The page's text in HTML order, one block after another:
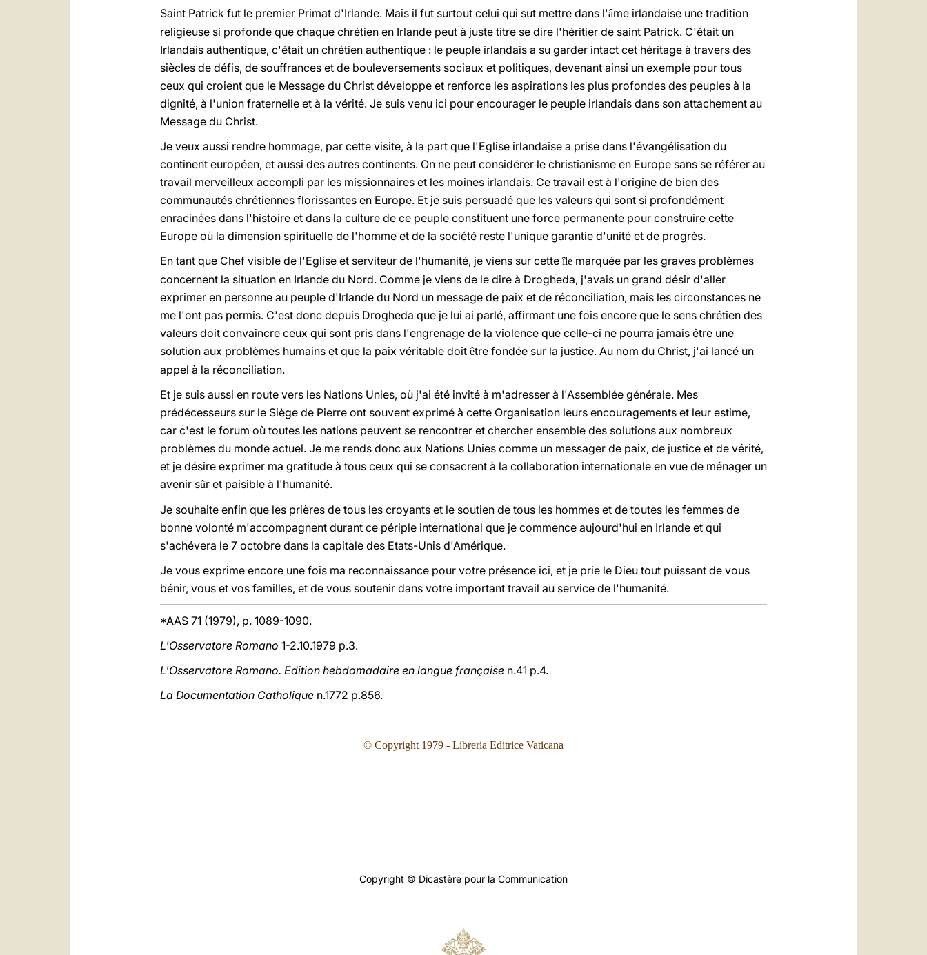
Saint Patrick fut le premier Primat d'Irlande. Mais il fut surtout celui qui sut mettre dans l'âme irlandaise une tradition
religieuse si profonde que chaque chrétien en Irlande peut à juste titre se dire l'héritier de saint Patrick. C'était un
Irlandais authentique, c'était un chrétien authentique : le peuple irlandais a su garder intact cet héritage à travers des
siècles de défis, de souffrances et de bouleversements sociaux et politiques, devenant ainsi un exemple pour tous
ceux qui croient que le Message du Christ développe et renforce les aspirations les plus profondes des peuples à la
dignité, à l'union fraternelle et à la vérité. Je suis venu ici pour encourager le peuple irlandais dans son attachement au
Message du Christ.
Je veux aussi rendre hommage, par cette visite, à la part que l'Eglise irlandaise a prise dans l'évangélisation du
continent européen, et aussi des autres continents. On ne peut considérer le christianisme en Europe sans se référer au
travail merveilleux accompli par les missionnaires et les moines irlandais. Ce travail est à l'origine de bien des
communautés chrétiennes florissantes en Europe. Et je suis persuadé que les valeurs qui sont si profondément
enracinées dans l'histoire et dans la culture de ce peuple constituent une force permanente pour construire cette
Europe où la dimension spirituelle de l'homme et de la société reste l'unique garantie d'unité et de progrès.
En tant que Chef visible de l'Eglise et serviteur de l'humanité, je viens sur cetteîle marquée par les graves problèmes
concernent la situation en Irlande du Nord. Comme je viens de le dire à Drogheda, j'avais un grand désir d'aller
exprimer en personne au peuple d'Irlande du Nord un message de paix et de réconciliation, mais les circonstances ne
me l'ont pas permis. C'est donc depuis Drogheda que je lui ai parlé, affirmant une fois encore que le sens chrétien des
valeurs doit convaincre ceux qui sont pris dans l'engrenage de la violence que celle-ci ne pourra jamais être une
solution aux problèmes humains et que la paix véritable doit être fondée sur la justice. Au nom du Christ, j'ai lancé un
appel à la réconciliation.
Et je suis aussi en route vers les Nations Unies, où j'ai été invité à m'adresser à l'Assemblée générale. Mes
prédécesseurs sur le Siège de Pierre ont souvent exprimé à cette Organisation leurs encouragements et leur estime,
car c'est le forum où toutes les nations peuvent se rencontrer et chercher ensemble des solutions aux nombreux
problèmes du monde actuel. Je me rends donc aux Nations Unies comme un messager de paix, de justice et de vérité,
et je désire exprimer ma gratitude à tous ceux qui se consacrent à la collaboration internationale en vue de ménager un
avenir sûr et paisible à l'humanité.
Je souhaite enfin que les prières de tous les croyants et le soutien de tous les hommes et de toutes les femmes de
bonne volonté m'accompagnent durant ce périple international que je commence aujourd'hui en Irlande et qui
s'achévera le 7 octobre dans la capitale des Etats-Unis d'Amérique.
Je vous exprime encore une fois ma reconnaissance pour votre présence ici, et je prie le Dieu tout puissant de vous
bénir, vous et vos familles, et de vous soutenir dans votre important travail au service de l'humanité.
*AAS 71 (1979), p. 1089-1090.
L'Osservatore Romano 1-2.10.1979 p.3.
L'Osservatore Romano. Edition hebdomadaire en langue française n.41 p.4.
La Documentation Catholique n.1772 p.856.
© Copyright 1979 - Libreria Editrice Vaticana
Copyright © Dicastère pour la Communication